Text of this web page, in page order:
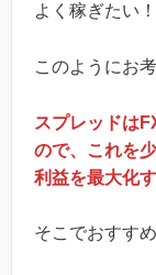
よく稼ぎたい！
このようにお
スプレッドは
ので、これを
利益を最大化
そこでおすす